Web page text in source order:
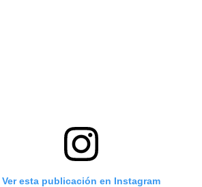
Ver esta publicación en Instagram